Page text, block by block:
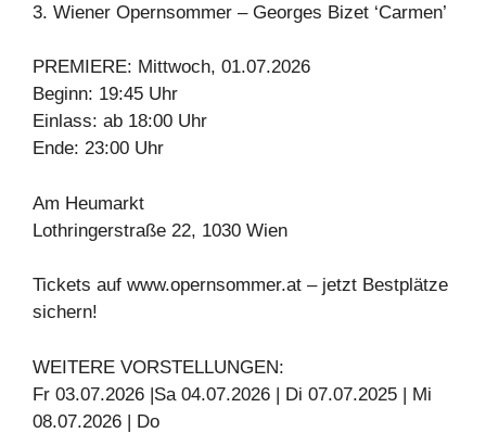
3. Wiener Opernsommer – Georges Bizet ‘Carmen’
PREMIERE: Mittwoch, 01.07.2026
Beginn: 19:45 Uhr
Einlass: ab 18:00 Uhr
Ende: 23:00 Uhr
Am Heumarkt
Lothringerstraße 22, 1030 Wien
Tickets auf www.opernsommer.at – jetzt Bestplätze
sichern!
WEITERE VORSTELLUNGEN:
Fr 03.07.2026 |Sa 04.07.2026 | Di 07.07.2025 | Mi
08.07.2026 | Do